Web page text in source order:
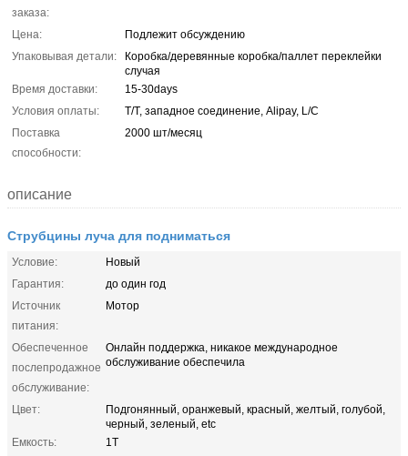
заказа:
Цена:
Подлежит обсуждению
Упаковывая детали:
Коробка/деревянные коробка/паллет переклейки
случая
Время доставки:
15-30days
Условия оплаты:
T/T, западное соединение, Alipay, L/C
Поставка
способности:
2000 шт/месяц
описание
Струбцины луча для подниматься
Условие:
Новый
Гарантия:
до один год
Источник
питания:
Мотор
Обеспеченное
послепродажное
обслуживание:
Онлайн поддержка, никакое международное
обслуживание обеспечила
Цвет:
Подгонянный, оранжевый, красный, желтый, голубой,
черный, зеленый, etc
Емкость:
1T